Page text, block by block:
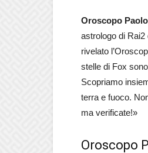
Oroscopo
astrologo di Rai2
rivelato
stelle di Fox
Scopriamo
terra e fuoco.
ma verificate!»
Oroscopo